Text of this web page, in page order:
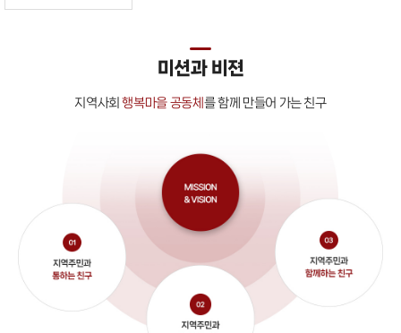
미션과 비젼
지역사회행복마을 공동체 를 함께 만들어 가는 친구